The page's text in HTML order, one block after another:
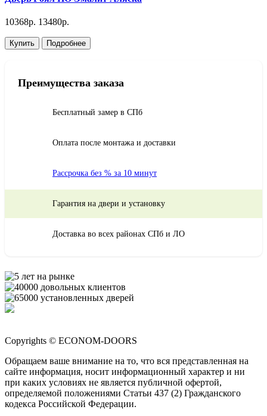
10368р. 13480р.
Купить Подробнее
Преимущества заказа
Бесплатный замер в СПб
Оплата после монтажа и доставки
Рассрочка без % за 10 минут
Гарантия на двери и установку
Доставка во всех районах СПб и ЛО
Copyrights © ECONOM-DOORS
Обращаем ваше внимание на то, что вся представленная на
сайте информация, носит информационный характер и ни
при каких условиях не является публичной офертой,
определяемой положениями Статьи 437 (2) Гражданского
кодекса Российской Федерации.